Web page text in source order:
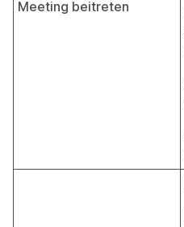
Meeting beitreten